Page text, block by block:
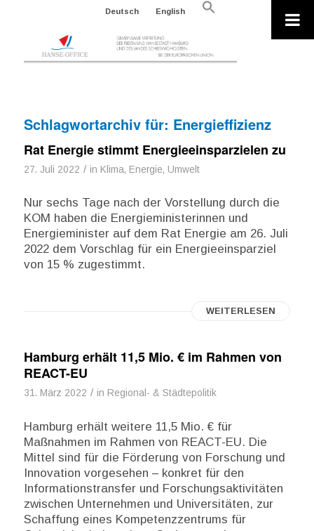
Deutsch English
Search
Schlagwortarchiv für: Energieffizienz
Rat Energie stimmt Energieeinsparzielen zu
27. Juli 2022 / in Klima, Energie, Umwelt
Nur sechs Tage nach der Vorstellung durch die
KOM haben die Energieministerinnen und
Energieminister auf dem Rat Energie am 26. Juli
2022 dem Vorschlag für ein Energieeinsparziel
von 15 % zugestimmt.
WEITERLESEN
Hamburg erhält 11,5 Mio. € im Rahmen von
REACT-EU
31. März 2022 / in Regional- & Städtepolitik
Hamburg erhält weitere 11,5 Mio. € für
Maßnahmen im Rahmen von REACT-EU. Die
Mittel sind für die Förderung von Forschung und
Innovation vorgesehen – konkret für den
Informationstransfer und Forschungsaktivitäten
zwischen Unternehmen und Universitäten, zur
Schaffung eines Kompetenzzentrums für